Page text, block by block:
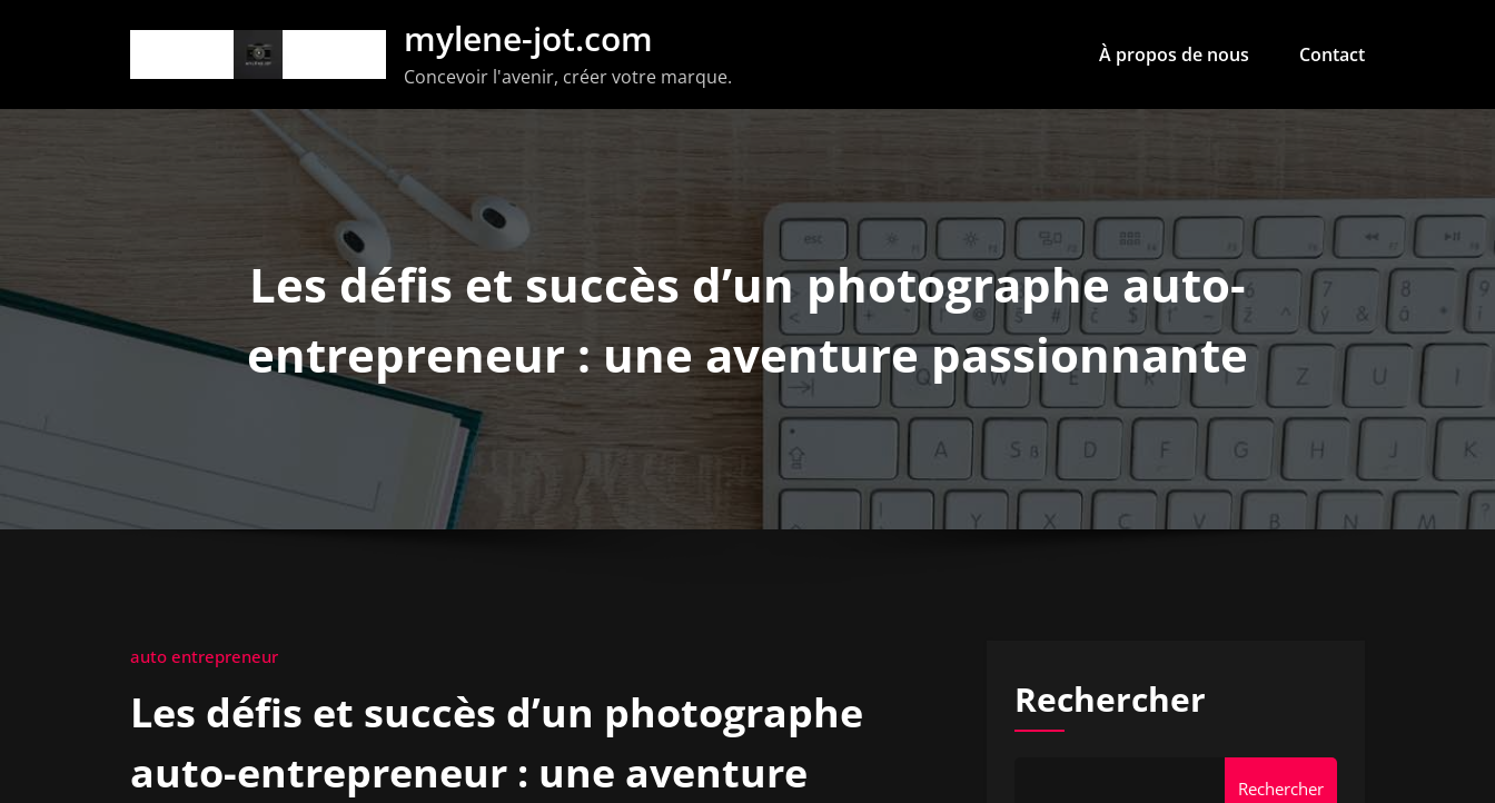
mylene-jot.com
Concevoir l'avenir, créer votre marque.
À propos de nous Contact
Les défis et succès d’un photographe auto-
entrepreneur : une aventure passionnante
auto entrepreneur
Les défis et succès d’un photographe
auto-entrepreneur : une aventure
Rechercher
Rechercher